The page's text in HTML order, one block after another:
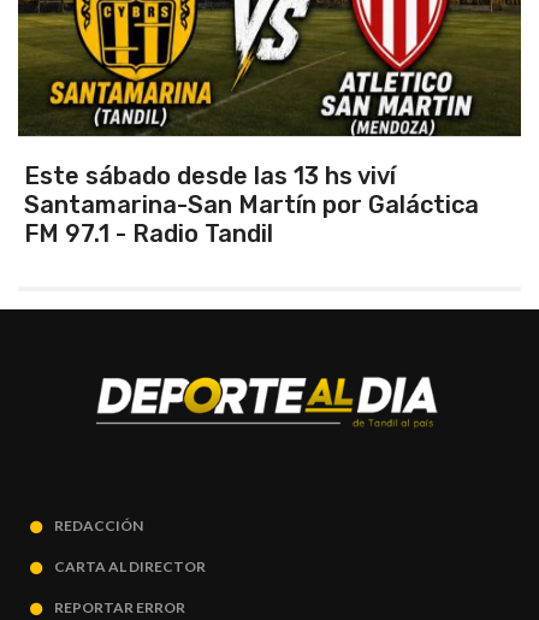
Este sábado desde las 13 hs viví
Santamarina-San Martín por Galáctica
FM 97.1 - Radio Tandil
REDACCIÓN
CARTA AL DIRECTOR
REPORTAR ERROR